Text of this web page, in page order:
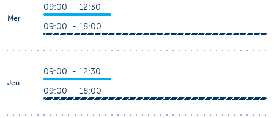
Mer
09:00 - 12:30
09:00 - 18:00
Jeu
09:00 - 12:30
09:00 - 18:00